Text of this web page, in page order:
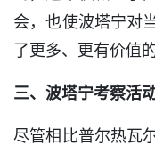
会，也使波塔宁对
了更多、更有价值
三、波塔宁考察活
尽管相比普尔热瓦